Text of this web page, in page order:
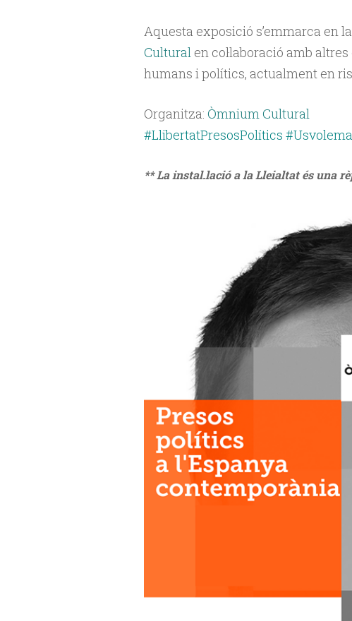
Aquesta exposició s’emmarca en
Culturalen col·laboració amb
humans i polítics, actualment en
Organitza: Òmnium Cultural
#LlibertatPresosPolítics
** La instal.lació a la Lleialtat és una